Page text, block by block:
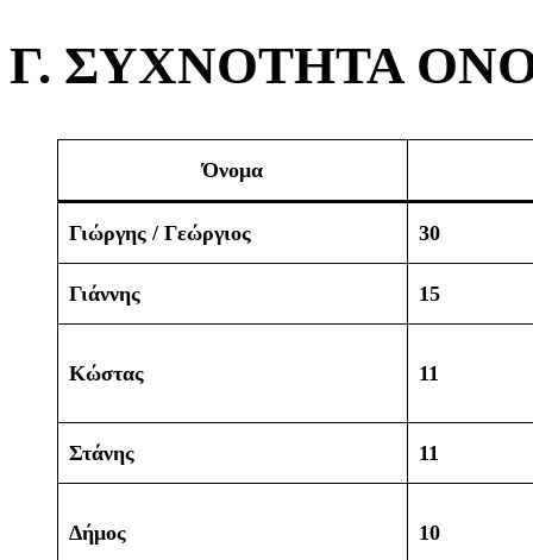
Γ. ΣΥΧΝΟΤΗΤΑ
Όνομα
Γιώργης / Γεώργιος 30
Γιάννης 15
Κώστας 11
Στάνης 11
Δήμος 10